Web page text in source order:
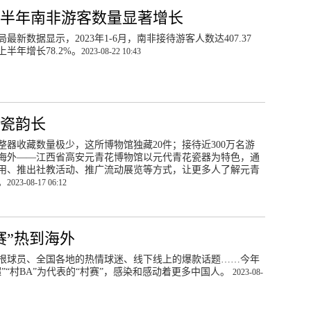
年南非游客数量显著增长
最新数据显示，2023年1-6月，南非接待游客人数达407.37
半年增长78.2%。2023-08-22 10:43
韵长
器收藏数量极少，这所博物馆独藏20件；接待近300万名游
外——江西省高安元青花博物馆以元代青花瓷器为特色，通
、推出社教活动、推广流动展览等方式，让更多人了解元青
2023-08-17 06:12
”热到海外
球员、全国各地的热情球迷、线下线上的爆款话题……今年
村BA”为代表的“村赛”，感染和感动着更多中国人。2023-08-